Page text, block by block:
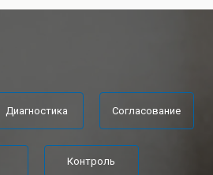
Диагностика Согласование
Контроль